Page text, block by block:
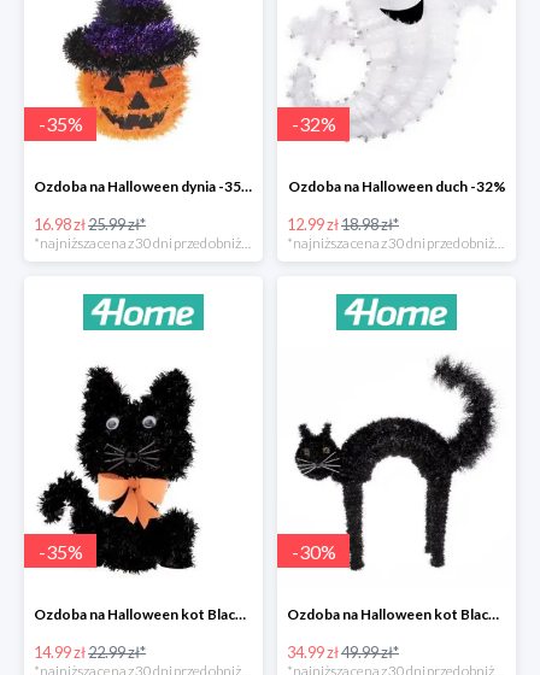
-35%
Ozdoba na Halloween dynia -35%
16.98 zł25.99 zł*
*najniższa cena z 30 dni przed obniżką
-32%
Ozdoba na Halloween duch -32%
12.99 zł18.98 zł*
*najniższa cena z 30 dni przed obniżką
-35%
Ozdoba na Halloween kot Blackie -35%
14.99 zł22.99 zł*
-30%
Ozdoba na Halloween kot Black -35%
34.99 zł49.99 zł*